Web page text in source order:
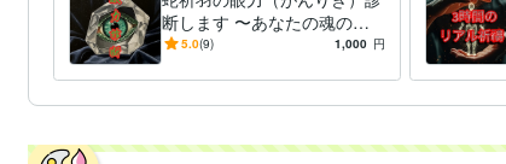
断します 〜あなたの魂の現
在地、一目で看破します〜
5.0(9) 1,000 円